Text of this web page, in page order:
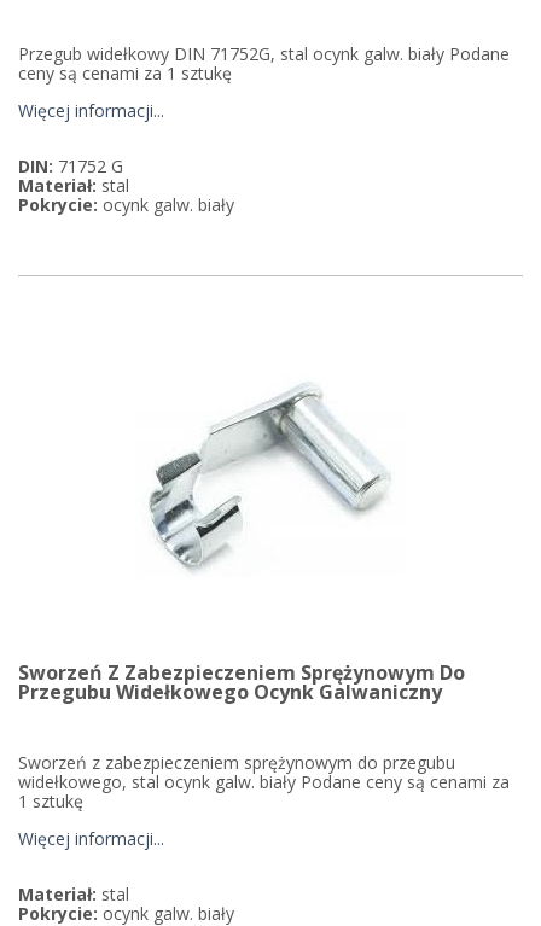
Przegub widełkowy DIN 71752G, stal ocynk galw. biały Podane
ceny są cenami za 1 sztukę
Więcej informacji...
DIN: 71752 G
Materiał: stal
Pokrycie: ocynk galw. biały
Sworzeń Z Zabezpieczeniem Sprężynowym Do
Przegubu Widełkowego Ocynk Galwaniczny
Sworzeń z zabezpieczeniem sprężynowym do przegubu
widełkowego, stal ocynk galw. biały Podane ceny są cenami za
1 sztukę
Więcej informacji...
Materiał: stal
Pokrycie: ocynk galw. biały